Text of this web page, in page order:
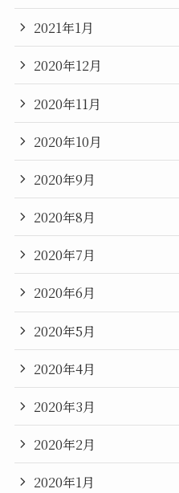
2021年1月
2020年12月
2020年11月
2020年10月
2020年9月
2020年8月
2020年7月
2020年6月
2020年5月
2020年4月
2020年3月
2020年2月
2020年1月